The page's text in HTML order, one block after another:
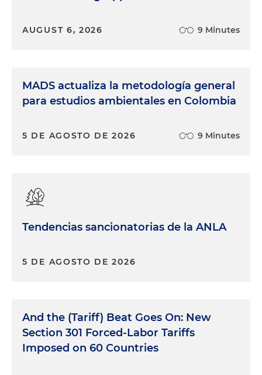
AUGUST 6, 2026 9 Minutes
MADS actualiza la metodología general
para estudios ambientales en Colombia
5 DE AGOSTO DE 2026 9 Minutes
Tendencias sancionatorias de la ANLA
5 DE AGOSTO DE 2026
And the (Tariff) Beat Goes On: New
Section 301 Forced-Labor Tariffs
Imposed on 60 Countries